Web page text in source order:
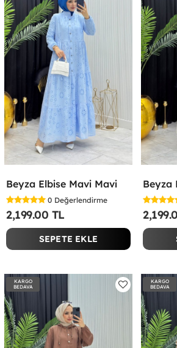
Beyza Elbise Mavi Mavi
0 Değerlendirme
2,199.00 TL
SEPETE EKLE
Beyza
KARGO
BEDAVA
KARGO
BEDAVA